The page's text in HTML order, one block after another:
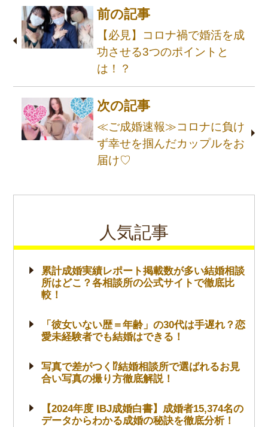
人気記事
累計成婚実績レポート掲載数が多い結婚相談
所はどこ？各相談所の公式サイトで徹底比
較！
「彼女いない歴＝年齢」の30代は手遅れ？恋
愛未経験者でも結婚はできる！
写真で差がつく⁉結婚相談所で選ばれるお見
合い写真の撮り方徹底解説！
【2024年度 IBJ成婚白書】成婚者15,374名の
データからわかる成婚の秘訣を徹底分析！
前の記事
【必見】コロナ禍で婚活を成
功させる3つのポイントと
は！？
次の記事
≪ご成婚速報≫コロナに負け
ず幸せを掴んだカップルをお
届け♡